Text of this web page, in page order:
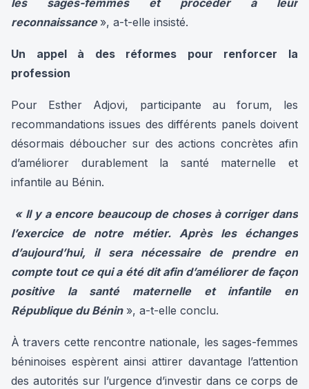
les sages-femmes et procéder à leur
reconnaissance », a-t-elle insisté.
Un appel à des réformes pour renforcer la
profession
Pour Esther Adjovi, participante au forum, les
recommandations issues des différents panels doivent
désormais déboucher sur des actions concrètes afin
d’améliorer durablement la santé maternelle et
infantile au Bénin.
« Il y a encore beaucoup de choses à corriger dans
l’exercice de notre métier. Après les échanges
d’aujourd’hui, il sera nécessaire de prendre en
compte tout ce qui a été dit afin d’améliorer de façon
positive la santé maternelle et infantile en
République du Bénin», a-t-elle conclu.
À travers cette rencontre nationale, les sages-femmes
béninoises espèrent ainsi attirer davantage l’attention
des autorités sur l’urgence d’investir dans ce corps de